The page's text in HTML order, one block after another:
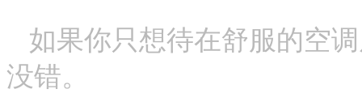
如果你只想待在舒服的空
没错。